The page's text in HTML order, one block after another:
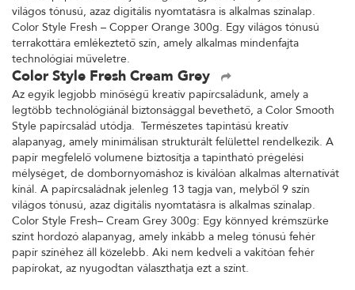
világos tónusú, azaz digitális nyomtatásra is alkalmas színalap.
Color Style Fresh – Copper Orange 300g. Egy világos tónusú
terrakottára emlékeztető szín, amely alkalmas mindenfajta
technológiai műveletre.
Color Style Fresh Cream Grey
Az egyik legjobb minőségű kreatív papírcsaládunk, amely a
legtöbb technológiánál biztonsággal bevethető, a Color Smooth
Style papírcsalád utódja. Természetes tapintású kreatív
alapanyag, amely minimálisan strukturált felülettel rendelkezik. A
papír megfelelő volumene biztosítja a tapintható prégelési
mélységet, de dombornyomáshoz is kiválóan alkalmas alternatívát
kínál. A papírcsaládnak jelenleg 13 tagja van, melyből 9 szín
világos tónusú, azaz digitális nyomtatásra is alkalmas színalap.
Color Style Fresh– Cream Grey 300g: Egy könnyed krémszürke
színt hordozó alapanyag, amely inkább a meleg tónusú fehér
papír színéhez áll közelebb. Aki nem kedveli a vakítóan fehér
papírokat, az nyugodtan választhatja ezt a színt.